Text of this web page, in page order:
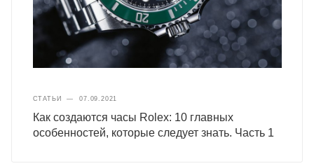
СТАТЬИ — 07.09.2021
Как создаются часы Rolex: 10 главных
особенностей, которые следует знать. Часть 1